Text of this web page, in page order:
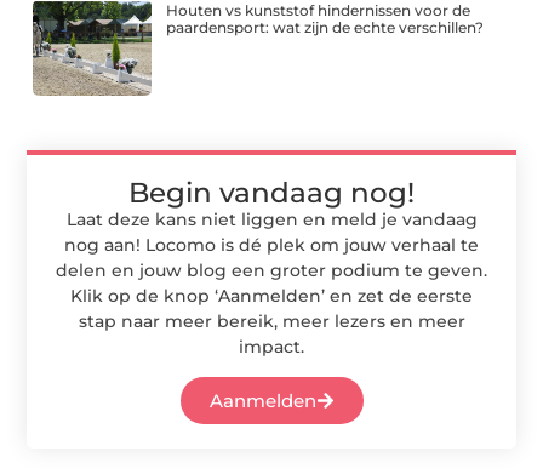
Houten vs kunststof hindernissen voor de
paardensport: wat zijn de echte verschillen?
Begin vandaag nog!
Laat deze kans niet liggen en meld je vandaag
nog aan! Locomo is dé plek om jouw verhaal te
delen en jouw blog een groter podium te geven.
Klik op de knop ‘Aanmelden’ en zet de eerste
stap naar meer bereik, meer lezers en meer
impact.
Aanmelden